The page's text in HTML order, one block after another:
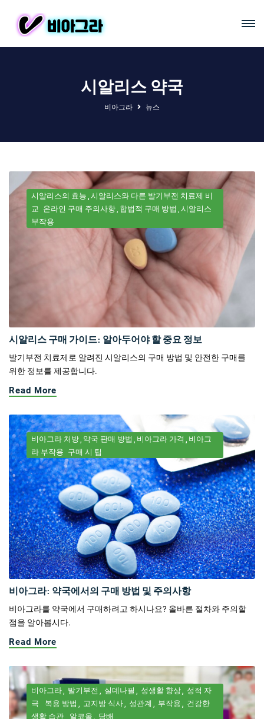
시알리스 약국
비아그라 뉴스
시알리스의 효능 시알리스와 다른 발기부전 치료제 비
교 온라인 구매 주의사항 합법적 구매 방법 시알리스
부작용
시알리스 구매 가이드: 알아두어야 할 중요 정보
발기부전 치료제로 알려진 시알리스의 구매 방법 및 안전한 구매를
위한 정보를 제공합니다.
Read More
비아그라 처방 약국 판매 방법 비아그라 가격
비아그
라 부작용 구매 시 팁
비아그라: 약국에서의 구매 방법 및 주의사항
비아그라를 약국에서 구매하려고 하시나요? 올바른 절차와 주의할
점을 알아봅시다.
Read More
비아그라 발기부전 실데나필 성생활 향상
성적 자
극
복용 방법 고지방 식사 성관계 부작용
건강한
생활 습관
알코올 담배